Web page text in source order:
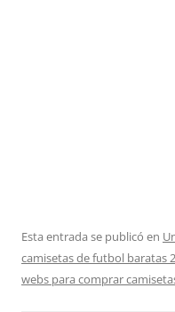
Esta entrada se publicó en
camisetas de futbol baratas
webs para comprar